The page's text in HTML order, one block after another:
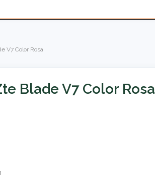
V7 Color Rosa
Blade V7 Color Rosa